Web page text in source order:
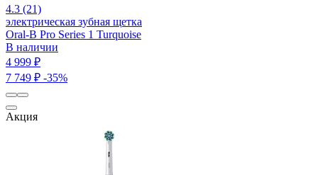
4.3 (21)
электрическая зубная щетка
Oral-B Pro Series 1 Turquoise
В наличии
4 999 ₽
7 749 ₽ -35%
Акция